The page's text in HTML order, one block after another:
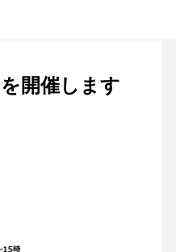
開催します